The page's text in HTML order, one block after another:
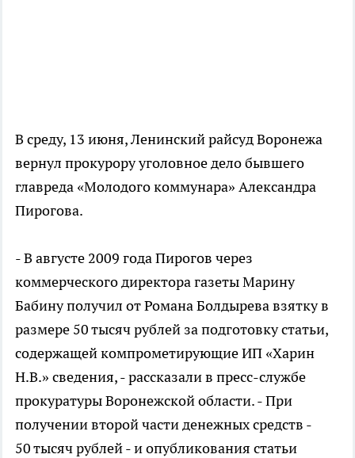
В среду, 13 июня, Ленинский райсуд Воронежа
вернул прокурору уголовное дело бывшего
главреда «Молодого коммунара» Александра
Пирогова.
- В августе 2009 года Пирогов через
коммерческого директора газеты Марину
Бабину получил от Романа Болдырева взятку в
размере 50 тысяч рублей за подготовку статьи,
содержащей компрометирующие ИП «Харин
Н.В.» сведения, - рассказали в пресс-службе
прокуратуры Воронежской области. - При
получении второй части денежных средств -
50 тысяч рублей - и опубликования статьи